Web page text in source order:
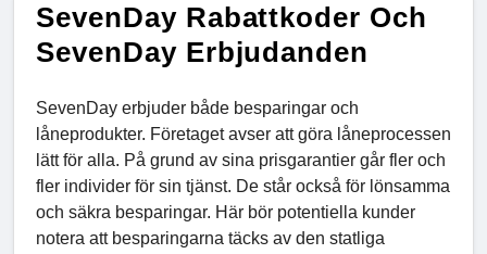
SevenDay Rabattkoder Och
SevenDay Erbjudanden
SevenDay erbjuder både besparingar och
låneprodukter. Företaget avser att göra låneprocessen
lätt för alla. På grund av sina prisgarantier går fler och
fler individer för sin tjänst. De står också för lönsamma
och säkra besparingar. Här bör potentiella kunder
notera att besparingarna täcks av den statliga